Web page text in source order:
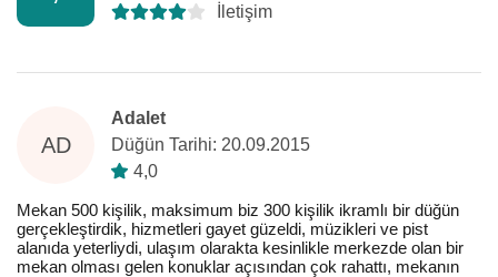
İletişim
AD
Adalet
Düğün Tarihi: 20.09.2015
4,0
Mekan 500 kişilik, maksimum biz 300 kişilik ikramlı bir düğün
gerçekleştirdik, hizmetleri gayet güzeldi, müzikleri ve pist
alanıda yeterliydi, ulaşım olarakta kesinlikle merkezde olan bir
mekan olması gelen konuklar açısından çok rahattı, mekanın